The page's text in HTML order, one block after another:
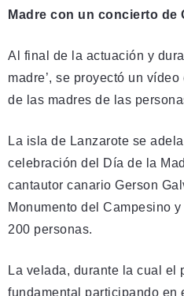
Madre con un concierto de
Al final de la actuación y
madre’, se proyectó un
de las madres de las
La isla de Lanzarote se
celebración del Día de la
cantautor canario Gerson
Monumento del Campesino
200 personas.
La velada, durante la cual el
fundamental participando en